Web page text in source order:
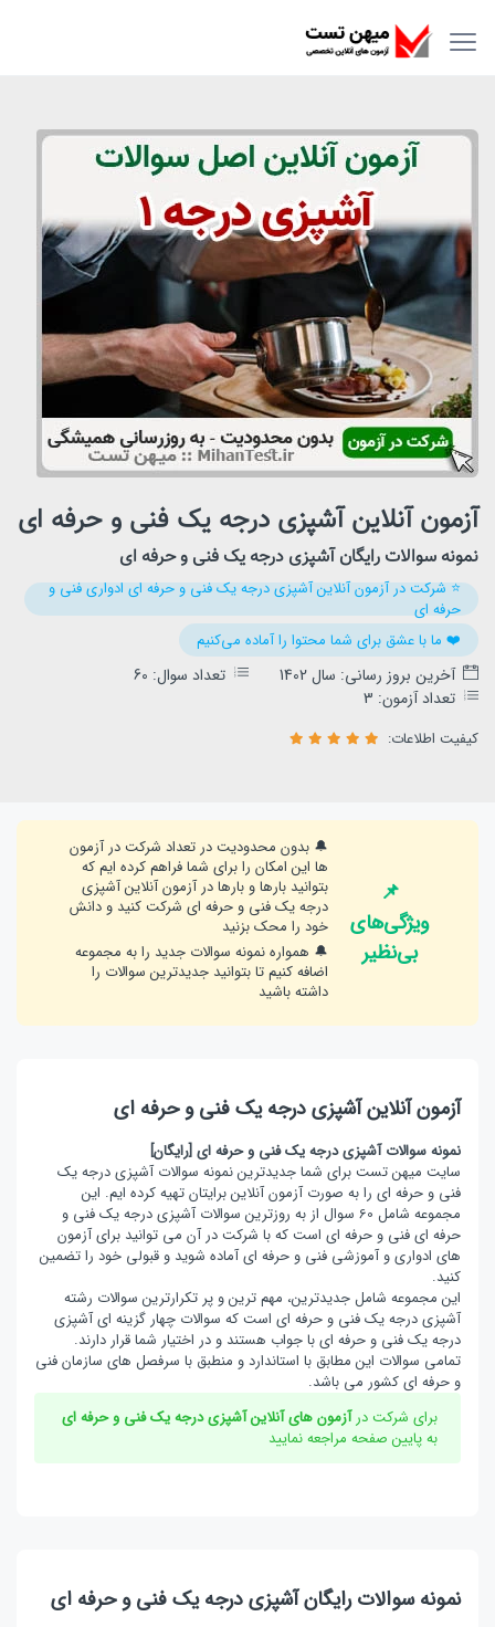
آزمون آنلاین آشپزی درجه یک فنی و حرفه ای
نمونه سوالات رایگان آشپزی درجه یک فنی و حرفه ای
⭐️ شرکت در آزمون آنلاین آشپزی درجه یک فنی و حرفه ای ادواری فنی و
حرفه ای
❤️ ما با عشق برای شما محتوا را آماده می‌کنیم
آخرین بروز رسانی: سال 1402
تعداد سوال: 60
تعداد آزمون: 3
کیفیت اطلاعات:
📌
ویژگی‌های
بی‌نظیر
🔔 بدون محدودیت در تعداد شرکت در آزمون
ها این امکان را برای شما فراهم کرده ایم که
بتوانید بارها و بارها در آزمون آنلاین آشپزی
درجه یک فنی و حرفه ای شرکت کنید و دانش
خود را محک بزنید
🔔 همواره نمونه سوالات جدید را به مجموعه
اضافه کنیم تا بتوانید جدیدترین سوالات را
داشته باشید
آزمون آنلاین آشپزی درجه یک فنی و حرفه ای
نمونه سوالات آشپزی درجه یک فنی و حرفه ای [رایگان]
سایت میهن تست برای شما جدیدترین نمونه سوالات آشپزی درجه یک
فنی و حرفه ای را به صورت آزمون آنلاین برایتان تهیه کرده ایم. این
مجموعه شامل 60 سوال از به روزترین سوالات آشپزی درجه یک فنی و
حرفه ای فنی و حرفه ای است که با شرکت در آن می توانید برای آزمون
های ادواری و آموزشی فنی و حرفه ای آماده شوید و قبولی خود را تضمین
کنید.
این مجموعه شامل جدیدترین، مهم ترین و پر تکرارترین سوالات رشته
آشپزی درجه یک فنی و حرفه ای است که سوالات چهار گزینه ای آشپزی
درجه یک فنی و حرفه ای با جواب هستند و در اختیار شما قرار دارند.
تمامی سوالات این مطابق با استاندارد و منطبق با سرفصل های سازمان فنی
و حرفه ای کشور می باشد.
برای شرکت درآزمون های آنلاین آشپزی درجه یک فنی و حرفه ای
به پایین صفحه مراجعه نمایید
نمونه سوالات رایگان آشپزی درجه یک فنی و حرفه ای